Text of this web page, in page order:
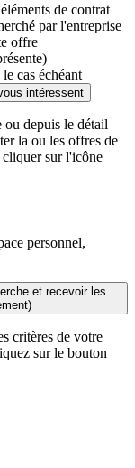
de contrat
par l'entreprise
offre
cas échéant
intéressent
ou depuis le détail
la ou les offres de
sur l'icône
personnel,
et recevoir les
critères de votre
sur le bouton